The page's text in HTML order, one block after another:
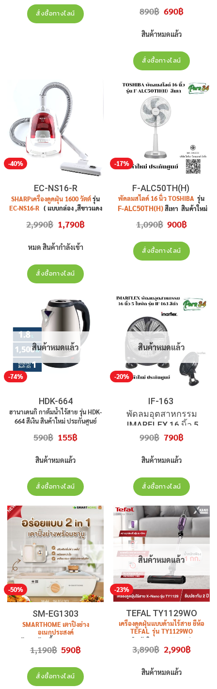
สั่งซื้อทางไลน์ 890฿ Original
price
890฿.
690฿Current
price
สินค้าหมดแล้ว
สั่งซื้อทางไลน์
-40%
EC-NS16-R
SHARPเครื่องดูดฝุ่น 1600 วัตต์รุ่น
EC-NS16-R( แบบกล่อง ,สีขาวแดง
2,990฿ Original
price
2,990฿.
1,790฿Current
price
หมด สินค้ากำลังเข้า
สั่งซื้อทางไลน์
-17%
F-ALC50TH(H)
พัดลมสไลด์ 16 นิ้ว TOSHIBA รุ่น
F-ALC50TH(H)สีเทา สินค้าใหม่
1,090฿ Original
price
1,090฿.
900฿price
สั่งซื้อทางไลน์
-74%
สินค้าหมดแล้ว
HDK-664
ฮานาเดนกิ กาต้มน้ำไร้สาย รุ่น HDK-
664 สีเงิน สินค้าใหม่ ประกันศูนย์
590฿ Original
price
590฿.
155฿Current
price
สินค้าหมดแล้ว
สั่งซื้อทางไลน์
-20%
สินค้าหมดแล้ว
IF-163
พัดลมอุตสาหกรรม
IMARFLEX 16 นิ้ว 5
ใบพัด
ศูนย์
990฿ Original
price
990฿.
790฿Current
price
สินค้าหมดแล้ว
สั่งซื้อทางไลน์
-50%
SM-EG1303
SMARTHOME เตาปิ้งย่าง
อเนกประสงค์
สินค้าใหม่ ประกันศูนย์ไทย
1,190฿ Original
price
1,190฿.
590฿price
590฿.
สั่งซื้อทางไลน์
-23%
สินค้าหมดแล้ว
TEFAL TY1129WO
เครื่องดูดฝุ่นแบบด้ามไร้สาย ยี่ห้อ
TEFAL รุ่น TY1129WO
3,890฿ Original
price
3,890฿.
2,990฿Current
price
สินค้าหมดแล้ว